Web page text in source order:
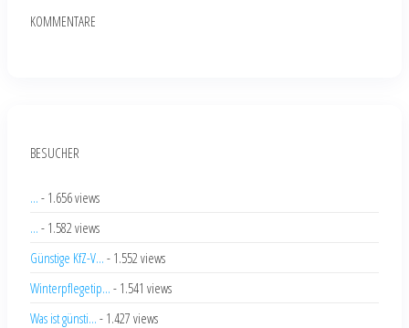
KOMMENTARE
BESUCHER
... - 1.656 views
... - 1.582 views
Günstige KfZ-V... - 1.552 views
Winterpflegetip... - 1.541 views
Was ist günsti... - 1.427 views